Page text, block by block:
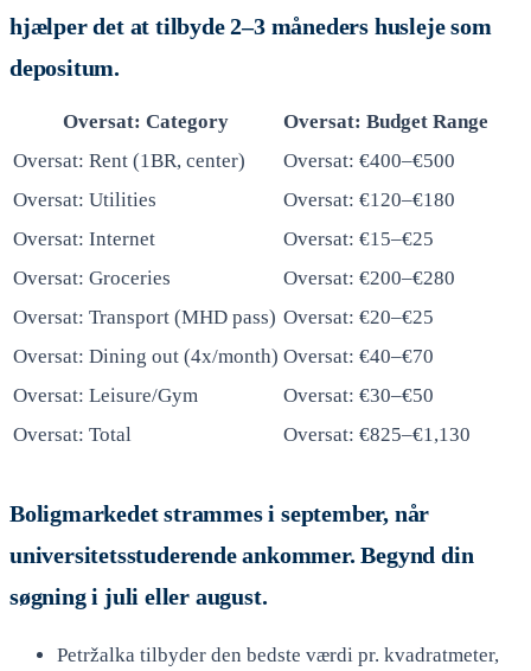
hjælper det at tilbyde 2–3 måneders husleje som
depositum.
Oversat: Category
Oversat: Budget Range
Oversat: Rent (1BR, center)
Oversat: €400–€500
Oversat: Utilities
Oversat: €120–€180
Oversat: Internet
Oversat: €15–€25
Oversat: Groceries
Oversat: €200–€280
Oversat: Transport (MHD pass) Oversat: €20–€25
Oversat: Dining out (4x/month) Oversat: €40–€70
Oversat: Leisure/Gym
Oversat: €30–€50
Oversat: Total
Oversat: €825–€1,130
Boligmarkedet strammes i september, når
universitetsstuderende ankommer. Begynd din
søgning i juli eller august.
Petržalka tilbyder den bedste værdi pr. kvadratmeter,